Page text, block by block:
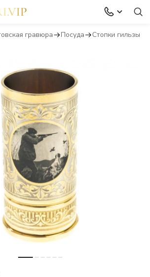
гравюра Посуда Стопки гильзы